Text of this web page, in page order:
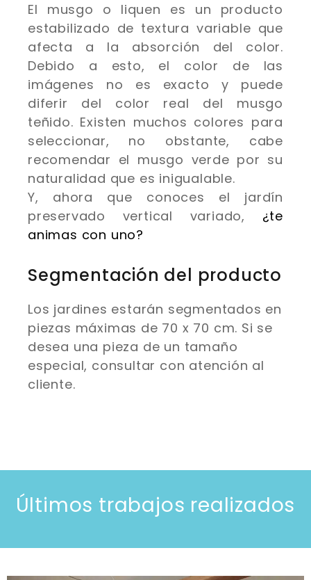
El musgo o liquen es un producto
estabilizado de textura variable que
afecta a la absorción del color.
Debido a esto, el color de las
imágenes no es exacto y puede
diferir del color real del musgo
teñido. Existen muchos colores para
seleccionar, no obstante, cabe
recomendar el musgo verde por su
naturalidad que es inigualable.
Y, ahora que conoces el jardín
preservado vertical variado, ¿te
animas con uno?
Segmentación del producto
Los jardines estarán segmentados en
piezas máximas de 70 x 70 cm. Si se
desea una pieza de un tamaño
especial, consultar con atención al
cliente.
Últimos trabajos realizados